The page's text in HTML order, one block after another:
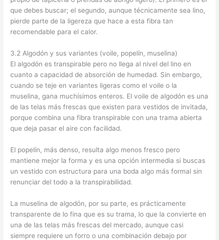
que debes buscar; el segundo, aunque técnicamente sea lino,
pierde parte de la ligereza que hace a esta fibra tan
recomendable para el calor.
3.2 Algodón y sus variantes (voile, popelín, muselina)
El algodón es transpirable pero no llega al nivel del lino en
cuanto a capacidad de absorción de humedad. Sin embargo,
cuando se teje en variantes ligeras como el voile o la
muselina, gana muchísimos enteros. El voile de algodón es una
de las telas más frescas que existen para vestidos de invitada,
porque combina una fibra transpirable con una trama abierta
que deja pasar el aire con facilidad.
El popelín, más denso, resulta algo menos fresco pero
mantiene mejor la forma y es una opción intermedia si buscas
un vestido con estructura para una boda algo más formal sin
renunciar del todo a la transpirabilidad.
La muselina de algodón, por su parte, es prácticamente
transparente de lo fina que es su trama, lo que la convierte en
una de las telas más frescas del mercado, aunque casi
siempre requiere un forro o una combinación debajo por